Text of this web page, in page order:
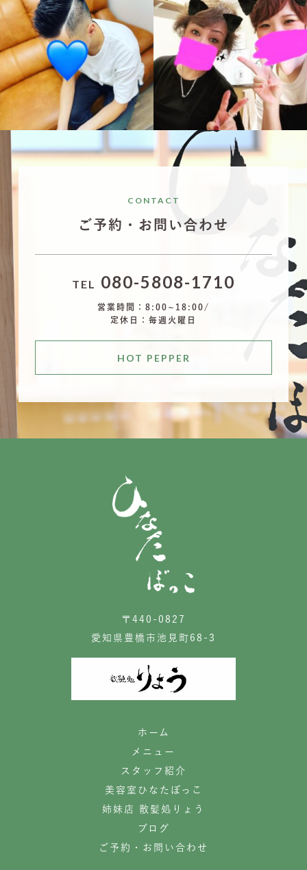
10月 3 9月 29
CONTACT
ご予約・お問い合わせ
TEL 080-5808-1710
営業時間：8:00~18:00/
定休日：毎週火曜日
HOT PEPPER
〒440-0827
愛知県豊橋市池見町68-3
ホーム
メニュー
スタッフ紹介
美容室ひなたぼっこ
姉妹店 散髪処りょう
ブログ
ご予約・お問い合わせ